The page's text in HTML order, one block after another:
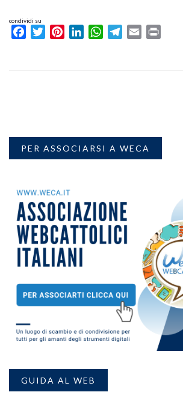
condividi su
FacebookTwitterPinterestLinkedInWhatsAppTelegram
Email
PER ASSOCIARSI A WECA
GUIDA AL WEB